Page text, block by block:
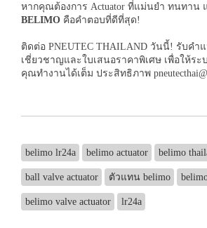
หากคุณต้องการ Actuator ที่แม่นยำ ทนทาน
BELIMO คือคำตอบที่ดีที่สุด!
ติดต่อ PNEUTEC THAILAND วันนี้! รับคำ
เชี่ยวชาญและใบเสนอราคาพิเศษ เพื่อให้ร
คุณทำงานได้เต็ม ประสิทธิภาพ
belimo lr24a belimo actuator belimo
ball valve actuator ตัวแทน belimo
belimo valve actuator lr24a